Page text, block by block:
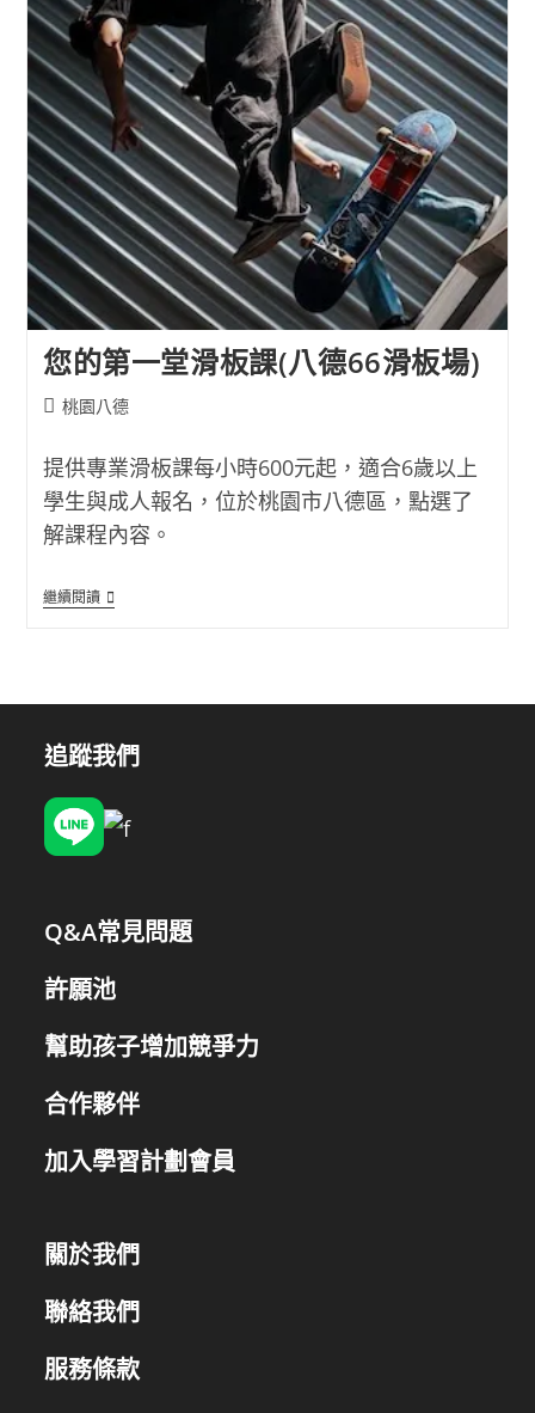
您的第一堂滑板課(八德66滑板場)
Post桃園八德
提供專業滑板課每小時600元起，適合6歲以上
學生與成人報名，位於桃園市八德區，點選了
解課程內容。
繼續閱讀您
的
板
(八
德
滑
板
場)
追蹤我們
Q&A常見問題
許願池
幫助孩子增加競爭力
合作夥伴
加入學習計劃會員
關於我們
聯絡我們
服務條款